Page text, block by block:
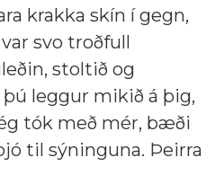
krakka skín í gegn,
svo troðfull
stoltið og
leggur mikið á þig,
tók með mér, bæði
til sýninguna. Þeirra